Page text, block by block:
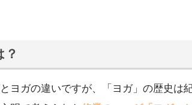
？
ヨガの違いですが、「ヨガ」の歴史は